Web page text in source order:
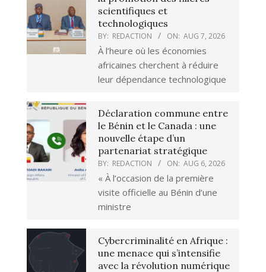
scientifiques et
technologiques
BY: REDACTION ON: AUG 7, 2026
À l’heure où les économies
africaines cherchent à réduire
leur dépendance technologique
Déclaration commune entre
le Bénin et le Canada : une
nouvelle étape d’un
partenariat stratégique
BY: REDACTION ON: AUG 6, 2026
« À l’occasion de la première
visite officielle au Bénin d’une
ministre
Cybercriminalité en Afrique :
une menace qui s’intensifie
avec la révolution numérique